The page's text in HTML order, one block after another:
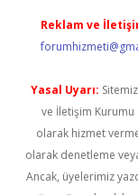
Reklam ve
Yasal Uyarı:
ve İletişim Kurumu
olarak hizmet
olarak denetleme
Ancak, üyelerimiz